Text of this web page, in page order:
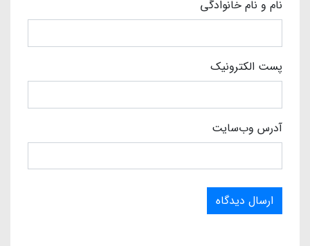
نام و نام خانوادگی
پست الکترونیک
آدرس وب‌سایت
ارسال دیدگاه